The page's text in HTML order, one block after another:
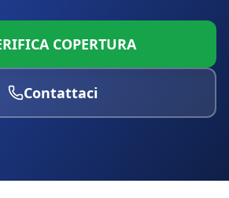
COPERTURA
Contattaci